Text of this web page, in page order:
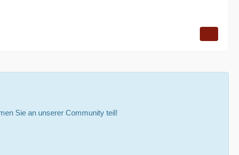
Sie an unserer Community teil!